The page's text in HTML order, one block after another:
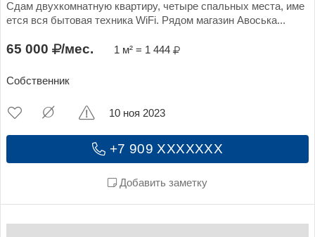
Сдам двухкомнатную квартиру, четыре спальных места, име
ется вся бытовая техника WiFi. Рядом магазин Авоська...
65 000 /мес. 1 м² = 1 444
Собственник
+7 909 XXXXXXX
Добавить заметку
10 ноя 2023